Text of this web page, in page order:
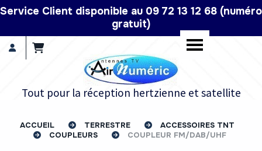
Service Client disponible au 09 72 13 12 68 (numéro
gratuit)
Tout pour la réception hertzienne et satellite
ACCUEIL TERRESTRE
ACCESSOIRES TNT
COUPLEURS
COUPLEUR FM/DAB/UHF